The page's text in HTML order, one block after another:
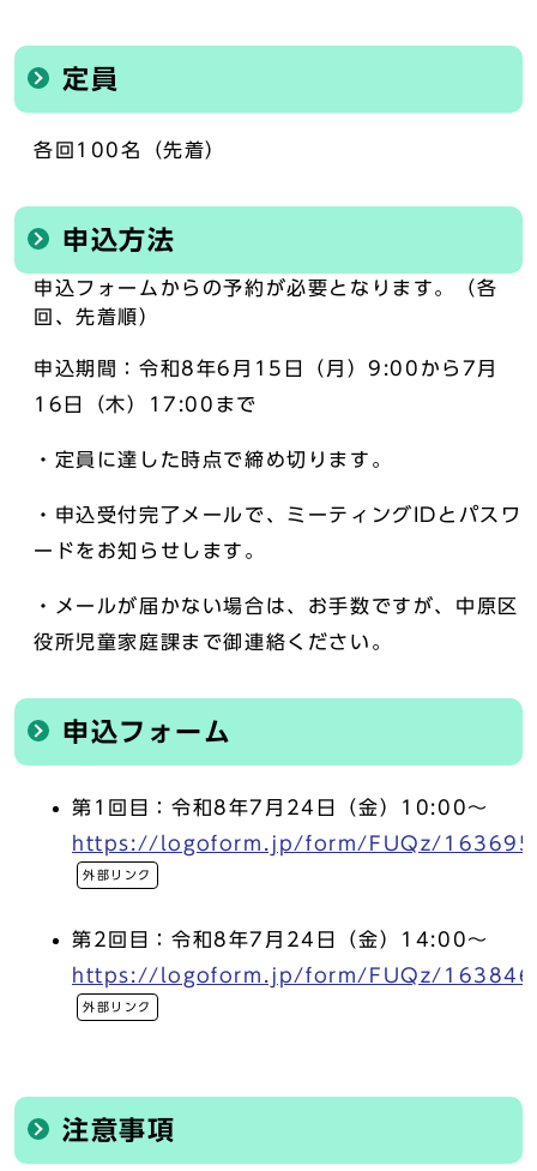
定員
各回100名（先着）
申込方法
申込フォームからの予約が必要となります。（各
回、先着順）
申込期間：令和8年6月15日（月）9:00から7月
16日（木）17:00まで
・定員に達した時点で締め切ります。
・申込受付完了メールで、ミーティングIDとパスワ
ードをお知らせします。
・メールが届かない場合は、お手数ですが、中原区
役所児童家庭課まで御連絡ください。
申込フォーム
第1回目：令和8年7月24日（金）10:00～
https://logoform.jp/form/FUQz/
外部リンク
第2回目：令和8年7月24日（金）14:00～
https://logoform.jp/form/FUQz/
外部リンク
注意事項